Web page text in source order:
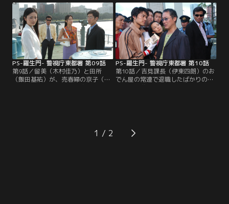
う。どうやら何者かに殺害されたら
しい。留美（木村佳乃）らがそんな
殺人事件に関わり始めたころ、安全
（遠藤章造）は一流大学のミスに選
ばれた知佳（黒川芽以）の自殺未遂
事件を調査していた。
組んで夜の銀座を歩く杏奈を、カッ
プルを装った黒田と留美（木村佳
乃）が尾行。顔を見られた黒田はと
っさに留美にキス。土橋（佐野史
郎）と交代するが、突然のキスに留
美は怒り、黒田を平手打ちする。
PS-羅生門- 警視庁東都署 第09話
第9話／留美（木村佳乃）と田所
（飯田基祐）が、売春婦の京子（遠
する。しかし、目撃証言や状況証拠
から京子が犯人に間違いないとい
PS-羅生門- 警視庁東都署 第10話
第10話／吉見課長（伊東四朗）のお
でん屋の常連で退職したばかりの森
ともいえる森角を黒田（舘ひろし）
は黙って見送って…。川の中洲にあ
1